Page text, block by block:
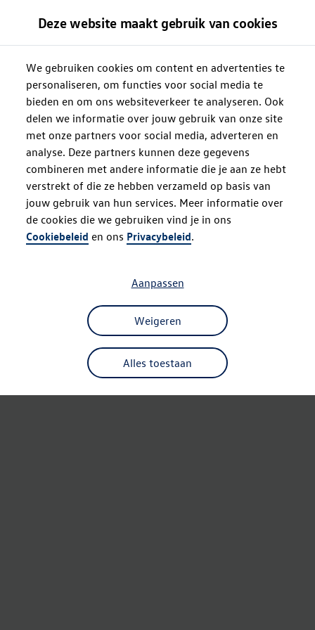
Deze website maakt gebruik van cookies
We gebruiken cookies om content en advertenties te
personaliseren, om functies voor social media te
bieden en om ons websiteverkeer te analyseren. Ook
delen we informatie over jouw gebruik van onze site
met onze partners voor social media, adverteren en
analyse. Deze partners kunnen deze gegevens
combineren met andere informatie die je aan ze hebt
verstrekt of die ze hebben verzameld op basis van
jouw gebruik van hun services. Meer informatie over
de cookies die we gebruiken vind je in ons
Cookiebeleid en ons Privacybeleid.
Alles toestaan
Weigeren
Aanpassen
Oops!
Something went wrong. Please try
refreshing the app
Refresh